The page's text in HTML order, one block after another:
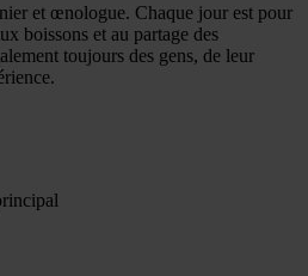
et œnologue. Chaque jour est pour
boissons et au partage des
toujours des gens, de leur